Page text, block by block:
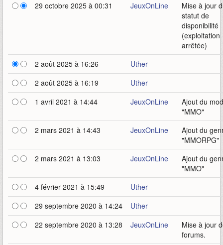
29 octobre 2025 à 00:31 JeuxOnLine
Mise à jour
statut de
disponibilité
(exploitation
arrêtée)
2 août 2025 à 16:26
Uther
2 août 2025 à 16:19
Uther
1 avril 2021 à 14:44
JeuxOnLine
Ajout du
"MMO"
2 mars 2021 à 14:43
JeuxOnLine
Ajout du
"MMORPG"
2 mars 2021 à 13:03
JeuxOnLine
Ajout du
"MMO"
4 février 2021 à 15:49
Uther
29 septembre 2020 à 14:24
Uther
22 septembre 2020 à 13:28
JeuxOnLine
Mise à jour
forums.